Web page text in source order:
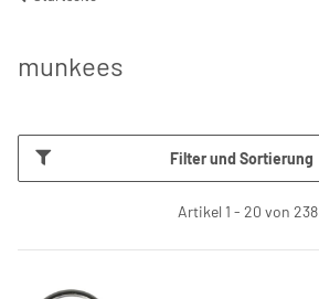
munkees
Filter und Sortierung
Artikel 1 - 20 von 238